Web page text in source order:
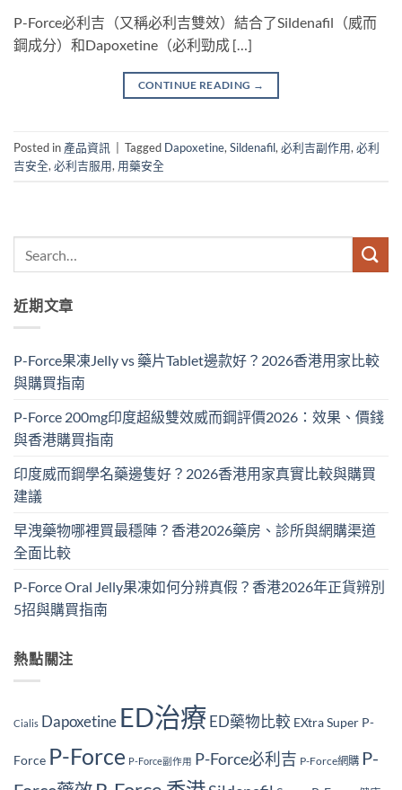
P-Force必利吉（又稱必利吉雙效）結合了Sildenafil（威而
鋼成分）和Dapoxetine（必利勁成 […]
CONTINUE READING →
Posted in 產品資訊 Tagged Dapoxetine, Sildenafil, 必利吉副作用, 必利
吉安全, 必利吉服用, 用藥安全
近期文章
P-Force果凍Jelly vs 藥片Tablet邊款好？2026香港用家比較
與購買指南
P-Force 200mg印度超級雙效威而鋼評價2026：效果、價錢
與香港購買指南
印度威而鋼學名藥邊隻好？2026香港用家真實比較與購買
建議
早洩藥物哪裡買最穩陣？香港2026藥房、診所與網購渠道
全面比較
P-Force Oral Jelly果凍如何分辨真假？香港2026年正貨辨別
5招與購買指南
熱點關注
Cialis Dapoxetine ED治療ED藥物比較 EXtra Super P-
Force P-Force P-Force副作用 P-Force必利吉 P-Force網購 P-